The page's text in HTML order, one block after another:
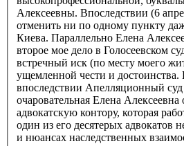
Алексеевны. Впоследствии (6
отменить ни по одному пункту
Киева. Параллельно Елена
второе мое дело в Голосеевском
встречный иск (по месту моего
ущемленной чести и достоинства.
впоследствии Апелляционный
очаровательная Елена
адвокатскую контору, которая
один из его десятерых адвокатов
и нюансах наследственных